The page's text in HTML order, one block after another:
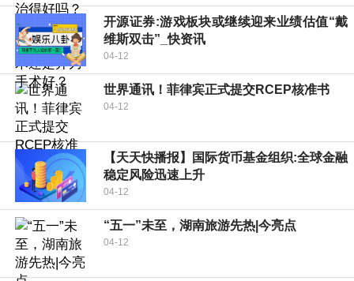
开源证券:游戏板块或继续迎来业绩估值“戴
维斯双击”_快资讯
04-12
世界通讯！菲律宾正式提交RCEP核准书
04-12
【天天快播报】国际货币基金组织:全球金融
稳定风险迅速上升
04-12
“五一”未至，湖南旅游先热|今亮点
04-12